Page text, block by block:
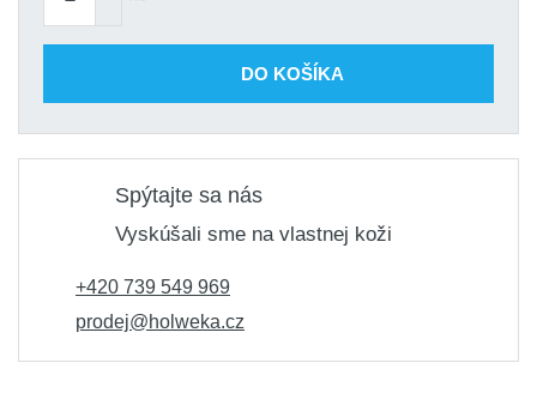
DO KOŠÍKA
Spýtajte sa nás
Vyskúšali sme na vlastnej koži
+420 739 549 969
prodej@holweka.cz